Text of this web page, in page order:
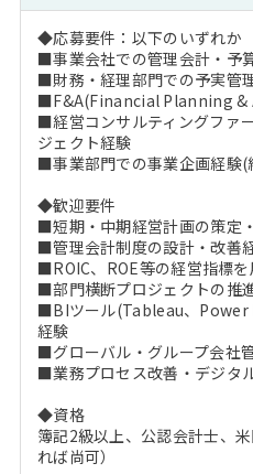
◆応募要件：以下のいずれか
■事業会社での管理会計・予
■財務・経理部門での予実管
■F&A(Financial Planning &
■経営コンサルティングファ
ジェクト経験
■事業部門での事業企画経験(
◆歓迎要件
■短期・中期経営計画の策定
■管理会計制度の設計・改善
■ROIC、ROE等の経営指標
■部門横断プロジェクトの推
■BIツール(Tableau、Power
経験
■グローバル・グループ会社
■業務プロセス改善・デジタ
◆資格
簿記2級以上、公認会計士、
れば尚可）